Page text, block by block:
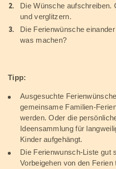
Die Wünsche aufschreiben.
und verglitzern.
Die Ferienwünsche
was machen?
Tipp:
Ausgesuchte
gemeinsame Familien-
werden. Oder die
Ideensammlung für
Kinder aufgehängt.
Die Ferienwunsch-Liste gut
Vorbeigehen von den Ferien